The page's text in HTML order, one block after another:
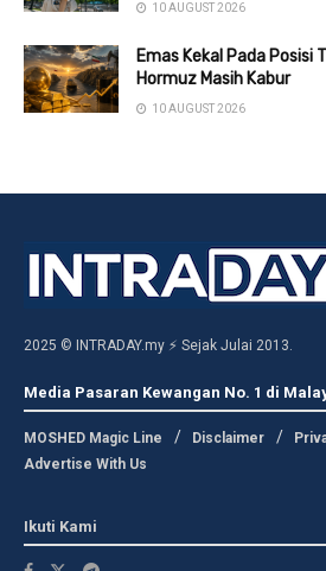
10 AUGUST 2026
Emas Kekal Pada Posisi
Hormuz Masih Kabur
10 AUGUST 2026
2025 © INTRADAY.my ⚡ Sejak Julai 2013.
Media Pasaran Kewangan No. 1 di
MOSHED Magic Line Disclaimer
Advertise With Us
Ikuti Kami